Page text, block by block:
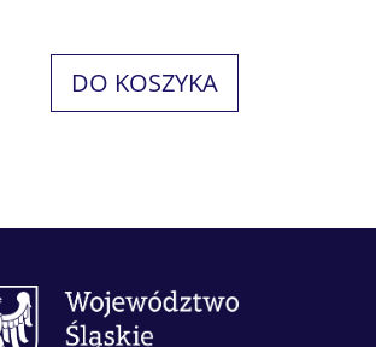
DO KOSZYKA